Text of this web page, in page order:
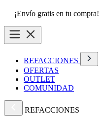
¡Envío gratis en tu compra!
REFACCIONES
OFERTAS
OUTLET
COMUNIDAD
REFACCIONES